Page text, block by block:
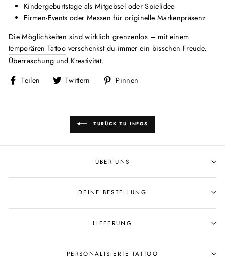
Kindergeburtstage als Mitgebsel oder Spielidee
Firmen-Events oder Messen für originelle Markenpräsenz
Die Möglichkeiten sind wirklich grenzenlos – mit einem
temporären Tattoo verschenkst du immer ein bisschen Freude,
Überraschung und Kreativität.
Teilen
Auf
Twittern
Auf
Pinnen
ZURÜCK ZU INFOS
ÜBER UNS
DEINE BESTELLUNG
LIEFERUNG
PERSONALISIERTE TATTOO